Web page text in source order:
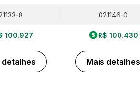
8
100.927
detalhes
021146-0
R$ 100.430
Mais detalhes